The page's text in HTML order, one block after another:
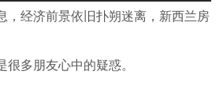
，经济前景依旧扑朔迷离，新西兰房
多朋友心中的疑惑。